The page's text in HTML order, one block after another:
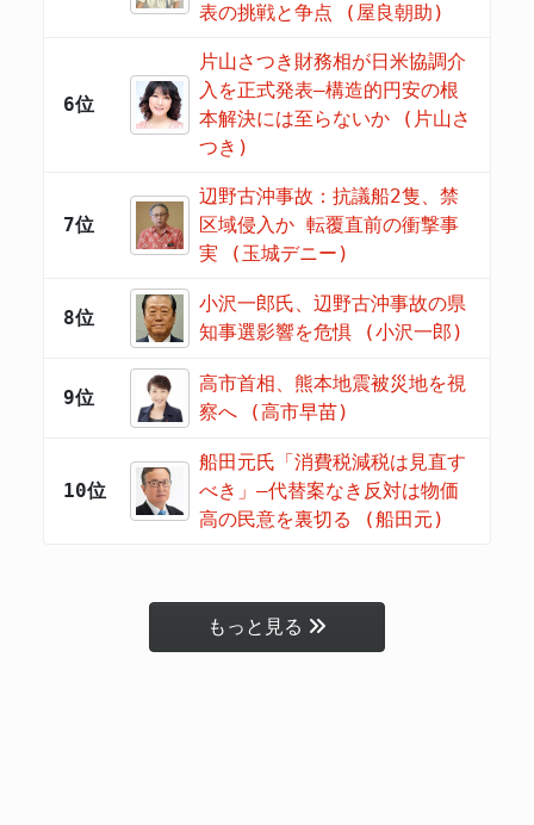
表の挑戦と争点 (屋良朝助)
6位
片山さつき財務相が日米協調介
入を正式発表―構造的円安の根
本解決には至らないか (片山さ
つき)
7位
辺野古沖事故：抗議船2隻、禁
区域侵入か 転覆直前の衝撃事
実 (玉城デニー)
8位
小沢一郎氏、辺野古沖事故の県
知事選影響を危惧 (小沢一郎)
9位
高市首相、熊本地震被災地を視
察へ (高市早苗)
10位
船田元氏「消費税減税は見直す
べき」―代替案なき反対は物価
高の民意を裏切る (船田元)
もっと見る